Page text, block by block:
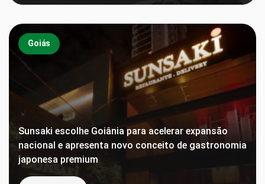
Goiás
Sunsaki escolhe Goiânia para acelerar expansão
nacional e apresenta novo conceito de gastronomia
japonesa premium